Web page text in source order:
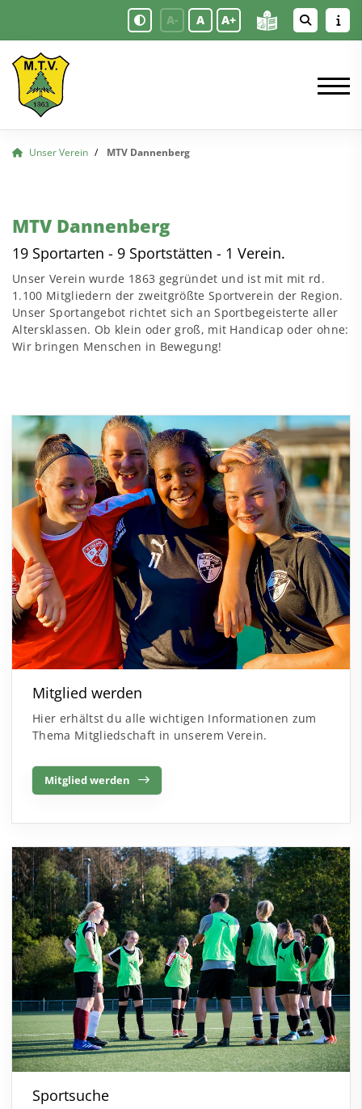
A- A A+
Unser Verein MTV Dannenberg
MTV Dannenberg
19 Sportarten - 9 Sportstätten - 1 Verein.
Unser Verein wurde 1863 gegründet und ist mit mit rd.
1.100 Mitgliedern der zweitgrößte Sportverein der Region.
Unser Sportangebot richtet sich an Sportbegeisterte aller
Altersklassen. Ob klein oder groß, mit Handicap oder ohne:
Wir bringen Menschen in Bewegung!
Mitglied werden
Hier erhältst du alle wichtigen Informationen zum
Thema Mitgliedschaft in unserem Verein.
Mitglied werden
Sportsuche